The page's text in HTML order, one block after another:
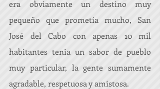
era obviamente un destino muy
pequeño que prometía mucho, San
José del Cabo con apenas 10 mil
habitantes tenia un sabor de pueblo
muy particular, la gente sumamente
agradable, respetuosa y amistosa.